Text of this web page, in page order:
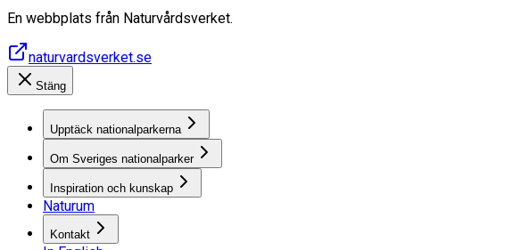
En webbplats från Naturvårdsverket.
naturvardsverket.se
Stäng
Upptäck nationalparkerna
Om Sveriges nationalparker
Inspiration och kunskap
Naturum
Kontakt